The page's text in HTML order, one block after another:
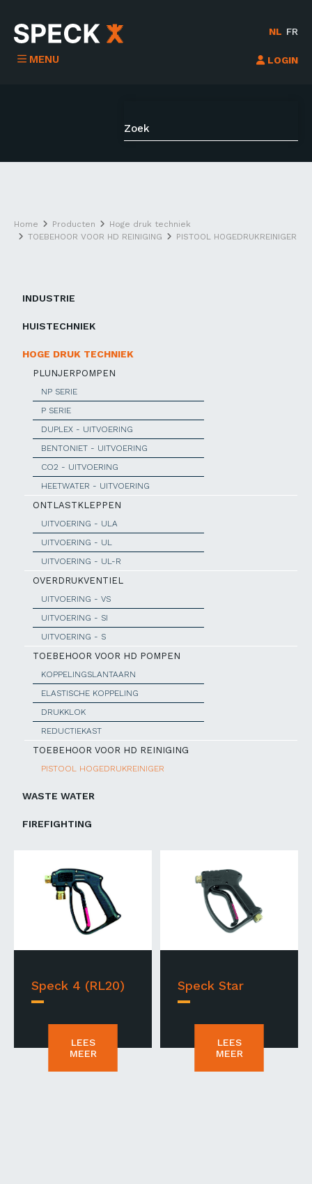
NL FR
LOGIN
MENU
Home Producten
Hoge druk techniek
TOEBEHOOR VOOR HD REINIGING
PISTOOL HOGEDRUKREINIGER
INDUSTRIE
HUISTECHNIEK
HOGE DRUK TECHNIEK
PLUNJERPOMPEN
NP SERIE
P SERIE
DUPLEX - UITVOERING
BENTONIET - UITVOERING
CO2 - UITVOERING
HEETWATER - UITVOERING
ONTLASTKLEPPEN
UITVOERING - ULA
UITVOERING - UL
UITVOERING - UL-R
OVERDRUKVENTIEL
UITVOERING - VS
UITVOERING - SI
UITVOERING - S
TOEBEHOOR VOOR HD POMPEN
KOPPELINGSLANTAARN
ELASTISCHE KOPPELING
DRUKKLOK
REDUCTIEKAST
TOEBEHOOR VOOR HD REINIGING
PISTOOL HOGEDRUKREINIGER
WASTE WATER
FIREFIGHTING
Speck 4 (RL20)
LEES
MEER
Speck Star
LEES
MEER